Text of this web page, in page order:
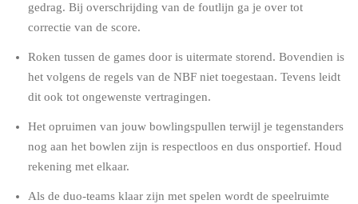
gedrag. Bij overschrijding van de foutlijn ga je over tot
correctie van de score.
Roken tussen de games door is uitermate storend. Bovendien is
het volgens de regels van de NBF niet toegestaan. Tevens leidt
dit ook tot ongewenste vertragingen.
Het opruimen van jouw bowlingspullen terwijl je tegenstanders
nog aan het bowlen zijn is respectloos en dus onsportief. Houd
rekening met elkaar.
Als de duo-teams klaar zijn met spelen wordt de speelruimte